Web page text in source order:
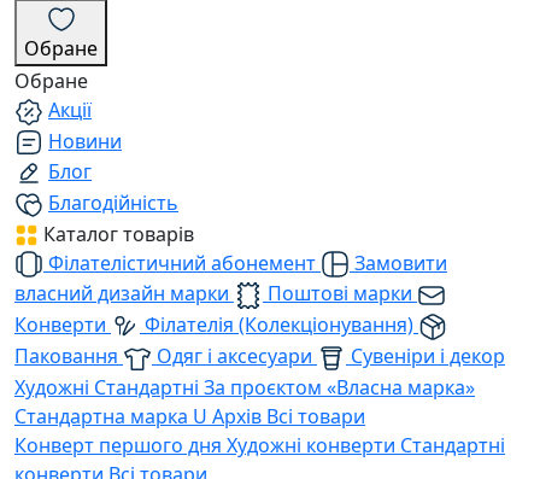
Обране
Обране
Акції
Новини
Блог
Благодійність
Каталог товарів
Філателістичний абонемент
Замовити
власний дизайн марки
Поштові марки
Конверти
Філателія (Колекціонування)
Паковання
Одяг і аксесуари
Сувеніри і декор
Художні Стандартні За проєктом «Власна марка»
Стандартна марка U Архів Всі товари
Конверт першого дня Художні конверти Стандартні
конверти Всі товари